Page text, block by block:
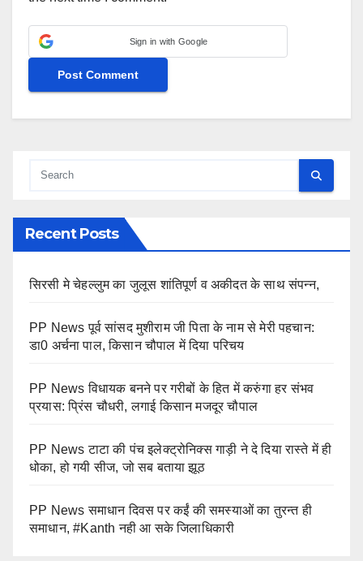
Sign in with Google
Recent Posts
सिरसी मे चेहल्लुम का जुलूस शांतिपूर्ण व अकीदत के साथ संपन्न,
PP News पूर्व सांसद मुशीराम जी पिता के नाम से मेरी पहचान:
डा0 अर्चना पाल, किसान चौपाल में दिया परिचय
PP News विधायक बनने पर गरीबों के हित में करुंगा हर संभव
प्रयास: प्रिंस चौधरी, लगाई किसान मजदूर चौपाल
PP News टाटा की पंच इलेक्ट्रोनिक्स गाड़ी ने दे दिया रास्ते में ही
धोका, हो गयी सीज, जो सब बताया झूठ
PP News समाधान दिवस पर कईं की समस्याओं का तुरन्त ही
समाधान, #Kanth नही आ सके जिलाधिकारी